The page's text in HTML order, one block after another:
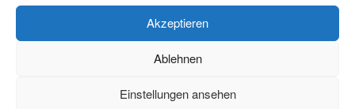
Akzeptieren
Ablehnen
Einstellungen ansehen
Projekt managers